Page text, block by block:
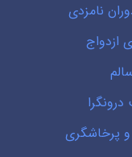
نامزدی
ازدواج
پرخاشگری